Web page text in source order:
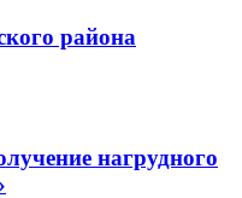
района
нагрудного